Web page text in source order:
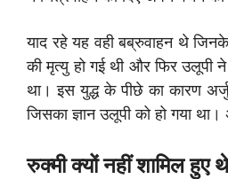
याद रहे यह वही बब्रुवाहन थे
की मृत्यु हो गई थी और फिर उलूपी ने
था। इस युद्ध के पीछे का कारण
जिसका ज्ञान उलूपी को हो गया
रुक्मी क्यों नहीं शामिल हुए